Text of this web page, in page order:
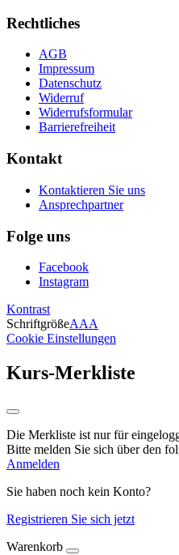
Rechtliches
AGB
Impressum
Datenschutz
Widerruf
Widerrufsformular
Barrierefreiheit
Kontakt
Kontaktieren Sie uns
Ansprechpartner
Folge uns
Facebook
Instagram
Kontrast
SchriftgrößeAAA
Cookie Einstellungen
Kurs-Merkliste
Die Merkliste ist nur für
Bitte melden Sie sich über den
Anmelden
Sie haben noch kein Konto?
Registrieren Sie sich jetzt
Warenkorb